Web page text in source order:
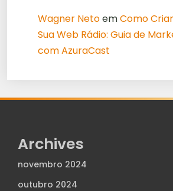
Wagner NetoemComo
Sua Web Rádio: Guia de
com AzuraCast
Archives
novembro 2024
outubro 2024